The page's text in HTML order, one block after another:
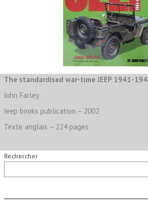
The standardised war-time JEEP 1941-
John Farley
Jeep books publication – 2002
Texte anglais – 224 pages
Rechercher